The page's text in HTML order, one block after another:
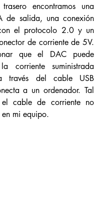
encontramos una
de salida, una conexión
el protocolo 2.0 y un
de corriente de 5V.
que el DAC puede
corriente suministrada
través del cable USB
a un ordenador. Tal
cable de corriente no
mi equipo.